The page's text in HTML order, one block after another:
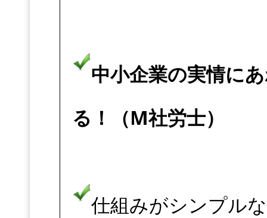
中小企業の実情に
る！（M社労士）
仕組みがシンプル